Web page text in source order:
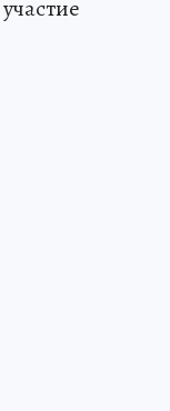
В этом году в